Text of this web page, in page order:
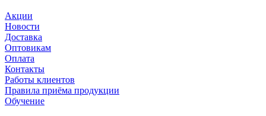
Акции
Новости
Доставка
Оптовикам
Оплата
Контакты
Работы клиентов
Правила приёма продукции
Обучение